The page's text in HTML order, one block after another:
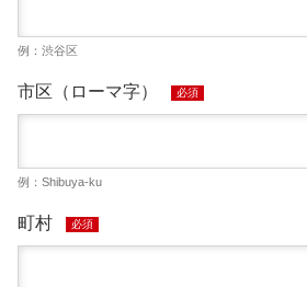
例：渋谷区
市区（ローマ字） 必須
例：Shibuya-ku
町村 必須